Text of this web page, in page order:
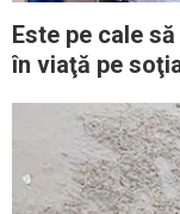
Este pe cale
în viaţă pe